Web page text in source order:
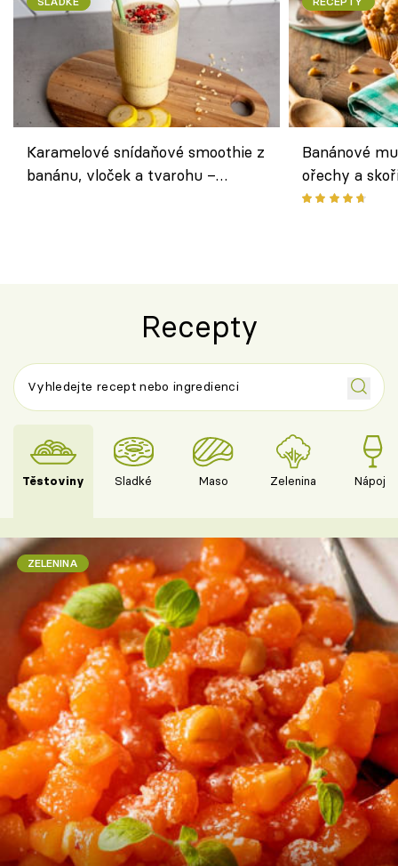
Karamelové snídaňové smoothie z
banánu, vloček a tvarohu –
Banánové
ořechy a
Recepty
Těstoviny Sladké Maso Zelenina Nápoje
ZELENINA